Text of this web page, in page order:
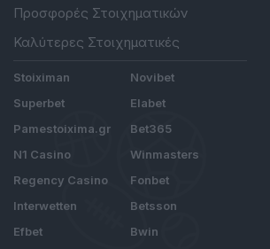
Προσφορές Στοιχηματικών
Καλύτερες Στοιχηματικές
Stoiximan
Novibet
Superbet
Elabet
Pamestoixima.gr
Bet365
N1 Casino
Winmasters
Regency Casino
Fonbet
Interwetten
Betsson
Efbet
Bwin